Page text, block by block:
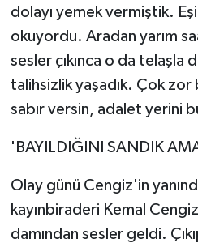
dolayı yemek vermiştik.
okuyordu. Aradan yarım
sesler çıkınca o da telaşla
talihsizlik yaşadık. Çok
sabır versin, adalet yerini
'BAYILDIĞINI SANDIK
Olay günü Cengiz'in
kayınbiraderi Kemal
damından sesler geldi.